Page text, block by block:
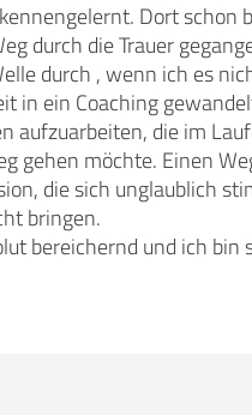
Dort
durch die Trauer
durch , wenn ich es
in ein Coaching
aufzuarbeiten, die im
gehen möchte. Einen
die sich unglaublich
bringen.
bereichernd und ich bin